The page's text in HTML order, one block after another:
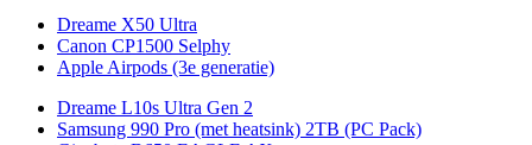
Dreame X50 Ultra
Canon CP1500 Selphy
Apple Airpods (3e generatie)
Dreame L10s Ultra Gen 2
Samsung 990 Pro (met heatsink) 2TB (PC Pack)